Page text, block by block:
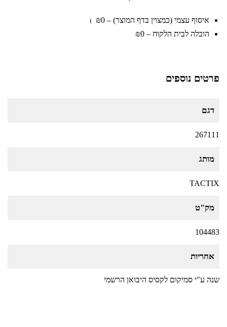
איסוף עצמי (כמצוין בדף המוצר) – ₪0 ℹ️
הובלה לבית הלקוח – ₪0
פרטים נוספים
דגם
267111
מותג
TACTIX
מק"ט
104483
אחריות
שנה ע"י סמיקום לקסיס היבואן הרשמי